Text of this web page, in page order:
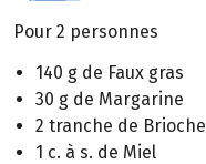
Pour 2 personnes
140 g de Faux gras
30 g de Margarine
2 tranche de Brioche
1 c. à s. de Miel